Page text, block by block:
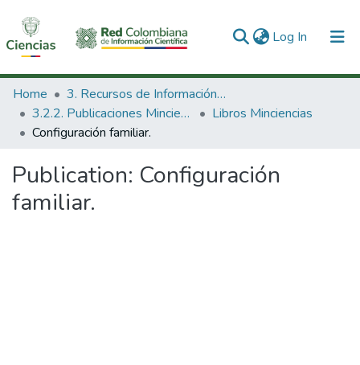
Log In (current)
Communities & Collections
All of DSpace
Home
3. Recursos de Información Científica y Tecnológica
3.2.2. Publicaciones Minciencias
Libros Minciencias
Configuración familiar.
Publication: Configuración
familiar.